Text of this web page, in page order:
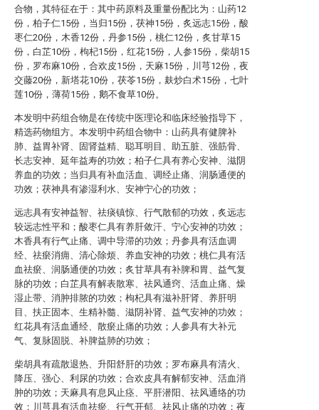
合物，其特征在于：其中药原料及重量份配比为：山药12
份，柏子仁15份，当归15份，茯神15份，炙远志15份，酸
枣仁20份，木香12份，丹参15份，桃仁12份，炙甘草15
份，白芷10份，枸杞15份，红花15份，人参15份，柴胡15
份，罗布麻10份，合欢皮15份，天麻15份，川芎12份，夜
交藤20份，新塔花10份，茯苓15份，麸炒白术15份，七叶
莲10份，薄荷15份，鹅不食草10份。
本发明中药组合物是在传统中医理论和临床经验指导下，
精选药物组方。本发明中药组合物中：山药具有健脾补
肺、益胃补肾、固肾益精、聪耳明目、助五脏、强筋骨、
长志安神、延年益寿的功效；柏子仁具有养心安神、滋阴
养血的功效；当归具有补血活血、调经止痛、润肠通便的
功效；茯神具有渗湿利水、安神宁心的功效；
远志具有安神益智、祛痰镇惊、行气散郁的功效，炙远志
较远志性平和；酸枣仁具有养肝敛汗、宁心安神的功效；
木香具有行气止痛、调中导滞的功效；丹参具有活血调
经、祛瘀消痈、清心除烦、养血安神的功效；桃仁具有活
血祛瘀、润肠通便的功效；炙甘草具有补脾和胃、益气复
脉的功效；白芷具有解表散寒、祛风通窍、活血止痛、燥
湿止带、消肿排脓的功效；枸杞具有滋补肝肾、养肝明
目、扶正固本、生精补髓、滋阴补肾、益气安神的功效；
红花具有活血通经、散瘀止痛的功效；人参具有大补元
气、复脉固脱、补脾益肺的功效；
柴胡具有疏散退热、升阳舒肝的功效；罗布麻具有清火、
降压、强心、利尿的功效；合欢皮具有解郁安神、活血消
肿的功效；天麻具有息风止痉、平肝潜阳、祛风通络的功
效；川芎具有活血祛瘀、行气开郁、祛风止痛的功效；夜